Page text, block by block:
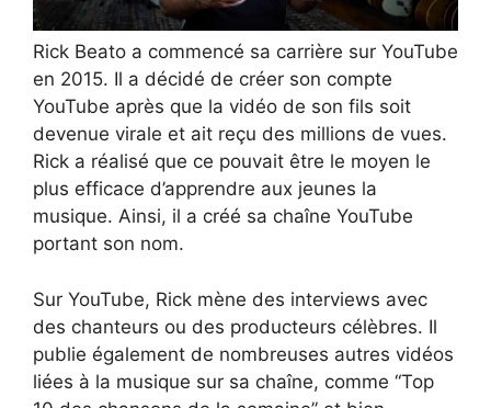
Rick Beato a commencé sa carrière sur YouTube
en 2015. Il a décidé de créer son compte
YouTube après que la vidéo de son fils soit
devenue virale et ait reçu des millions de vues.
Rick a réalisé que ce pouvait être le moyen le
plus efficace d’apprendre aux jeunes la
musique. Ainsi, il a créé sa chaîne YouTube
portant son nom.
Sur YouTube, Rick mène des interviews avec
des chanteurs ou des producteurs célèbres. Il
publie également de nombreuses autres vidéos
liées à la musique sur sa chaîne, comme “Top